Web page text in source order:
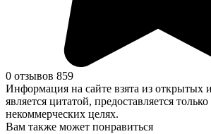
0 отзывов 859
Информация на сайте взята из открытых
является цитатой, предоставляется
некоммерческих целях.
Вам также может понравиться